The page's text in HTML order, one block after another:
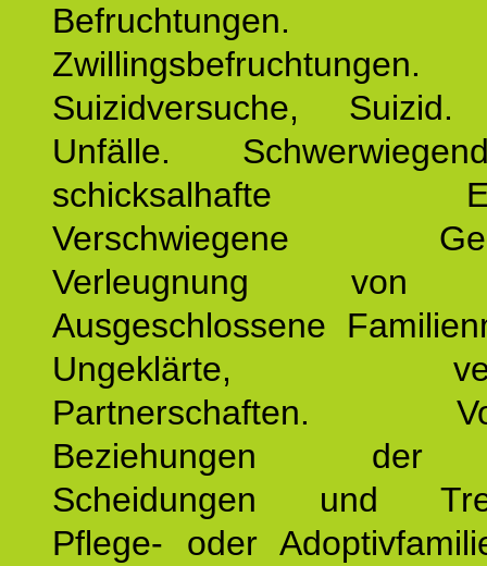
Befruchtungen.
Zwillingsbefruchtungen.
Suizidversuche, Suizid.
Unfälle.
schicksalhafte
Verschwiegene
Verleugnung von
Ausgeschlossene
Ungeklärte,
Partnerschaften.
Beziehungen der
Scheidungen und
Pflege- oder